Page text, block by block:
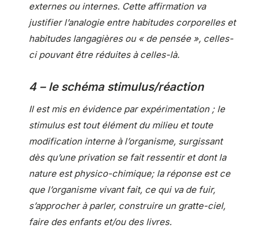
externes ou internes. Cette affirmation va
justifier l’analogie entre habitudes corporelles et
habitudes langagières ou « de pensée », celles-
ci pouvant être réduites à celles-là.
4 – le schéma stimulus/réaction
Il est mis en évidence par expérimentation ; le
stimulus est tout élément du milieu et toute
modification interne à l’organisme, surgissant
dès qu’une privation se fait ressentir et dont la
nature est physico-chimique; la réponse est ce
que l’organisme vivant fait, ce qui va de fuir,
s’approcher à parler, construire un gratte-ciel,
faire des enfants et/ou des livres.